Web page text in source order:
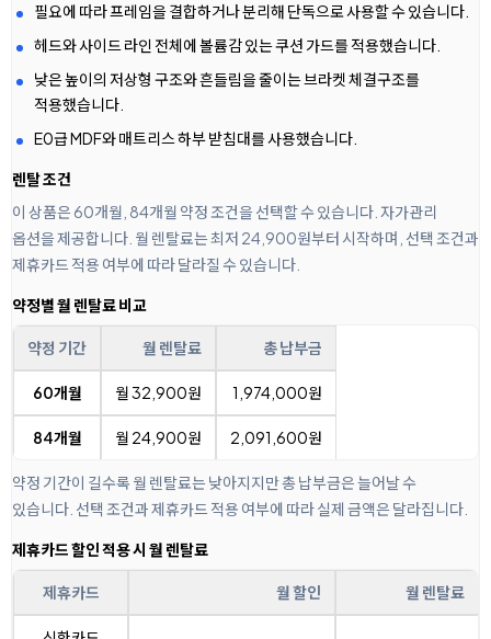
필요에 따라 프레임을 결합하거나 분리해 단독으로 사용할 수 있습니다.
헤드와 사이드 라인 전체에 볼륨감 있는 쿠션 가드를 적용했습니다.
낮은 높이의 저상형 구조와 흔들림을 줄이는 브라켓 체결구조를
적용했습니다.
E0급 MDF와 매트리스 하부 받침대를 사용했습니다.
렌탈 조건
이 상품은 60개월, 84개월 약정 조건을 선택할 수 있습니다. 자가관리
옵션을 제공합니다. 월 렌탈료는 최저 24,900원부터 시작하며, 선택 조건과
제휴카드 적용 여부에 따라 달라질 수 있습니다.
약정별 월 렌탈료 비교
약정 기간 월 렌탈료 총 납부금
60개월 월 32,900원 1,974,000원
84개월 월 24,900원 2,091,600원
약정 기간이 길수록 월 렌탈료는 낮아지지만 총 납부금은 늘어날 수
있습니다. 선택 조건과 제휴카드 적용 여부에 따라 실제 금액은 달라집니다.
제휴카드 할인 적용 시 월 렌탈료
제휴카드 월 할인 월 렌탈료